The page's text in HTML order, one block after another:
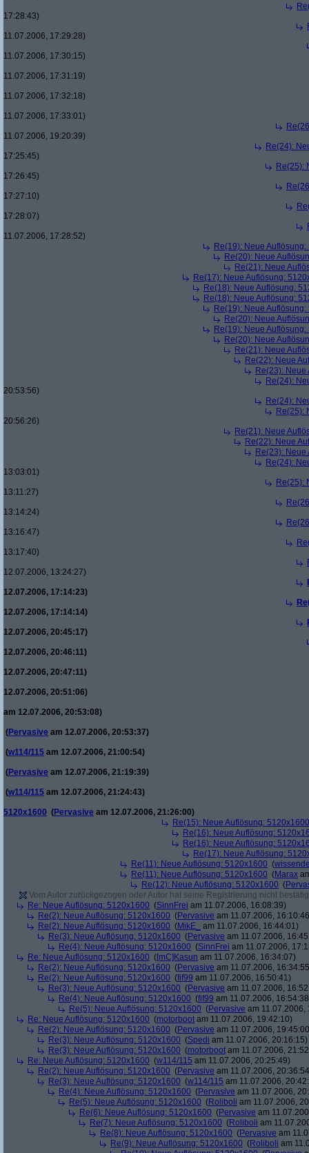
17:28:43)
11.07.2006, 17:29:28)
11.07.2006, 17:30:15)
11.07.2006, 17:31:19)
11.07.2006, 17:32:18)
11.07.2006, 17:33:01)
11.07.2006, 19:20:39)
Re(24):
17:25:45)
Re(25):
17:26:45)
17:27:10)
17:28:07)
11.07.2006, 17:28:52)
Re(19): Neue
Re(20): Neue
Re(21): Neue
Re(17): Neue Auflösung:
Re(18): Neue Auflösung:
Re(18): Neue Auflösung:
Re(19): Neue
Re(20): Neue
Re(19): Neue
Re(20): Neue
Re(21): Neue
Re(22): Neue
Re(23):
Re(24):
20:53:56)
Re(24):
Re(25):
20:56:26)
Re(21): Neue
Re(22): Neue
Re(23):
Re(24):
13:03:01)
Re(25):
13:11:27)
13:14:24)
13:16:47)
13:17:40)
12.07.2006, 13:24:27)
12.07.2006, 17:14:23)
12.07.2006, 17:14:14)
12.07.2006, 20:45:17)
12.07.2006, 20:46:11)
12.07.2006, 20:47:11)
12.07.2006, 20:51:06)
am 12.07.2006, 20:53:08)
(Pervasive am 12.07.2006, 20:53:37)
(w114/115 am 12.07.2006, 21:00:54)
(Pervasive am 12.07.2006, 21:19:39)
(w114/115 am 12.07.2006, 21:24:43)
5120x1600 (Pervasive am 12.07.2006, 21:26:00)
Re(15): Neue Auflösung: 5120x1600
Re(16): Neue Auflösung:
Re(16): Neue Auflösung:
Re(17): Neue Auflösung:
Re(11): Neue Auflösung: 5120x1600 (
Re(11): Neue Auflösung: 5120x1600 (Marax
Re(12): Neue Auflösung: 5120x1600 (
Vom Autor zurückgezogen oder Autor hat seine Registrierung nicht
Re: Neue Auflösung: 5120x1600 (SinnFrei am 11.07.2006, 16:08:39)
Re(2): Neue Auflösung: 5120x1600 (Pervasive am 11.07.2006,
Re(2): Neue Auflösung: 5120x1600 (MikE_
am 11.07.2006, 16:44:01)
Re(3): Neue Auflösung: 5120x1600 (Pervasive am 11.07.2006,
Re(4): Neue Auflösung: 5120x1600 (SinnFrei am 11.07.2006,
Re: Neue Auflösung: 5120x1600 ([mC]Kasun am 11.07.2006, 16:34:07)
Re(2): Neue Auflösung: 5120x1600 (Pervasive am 11.07.2006,
Re(2): Neue Auflösung: 5120x1600 (fif99 am 11.07.2006, 16:50:41)
Re(3): Neue Auflösung: 5120x1600 (Pervasive am 11.07.2006,
Re(4): Neue Auflösung: 5120x1600 (fif99 am 11.07.2006,
Re(5): Neue Auflösung: 5120x1600 (Pervasive am 11.07.2006,
Re: Neue Auflösung: 5120x1600 (motorboot am 11.07.2006, 19:42:10)
Re(2): Neue Auflösung: 5120x1600 (Pervasive am 11.07.2006,
Re(3): Neue Auflösung: 5120x1600 (Spedi am 11.07.2006, 20:16:15)
Re(3): Neue Auflösung: 5120x1600 (motorboot am 11.07.2006,
Re: Neue Auflösung: 5120x1600 (w114/115 am 11.07.2006, 20:25:49)
Re(2): Neue Auflösung: 5120x1600 (Pervasive am 11.07.2006,
Re(3): Neue Auflösung: 5120x1600 (w114/115 am 11.07.2006,
Re(4): Neue Auflösung: 5120x1600 (Pervasive am 11.07.2006,
Re(5): Neue Auflösung: 5120x1600 (Roliboli am 11.07.2006,
Re(6): Neue Auflösung: 5120x1600 (Pervasive am
Re(7): Neue Auflösung: 5120x1600 (Roliboli am
Re(8): Neue Auflösung: 5120x1600 (Pervasive am
Re(9): Neue Auflösung: 5120x1600 (Roliboli am